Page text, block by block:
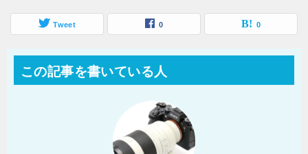
Tweet 0 0
この記事を書いている人